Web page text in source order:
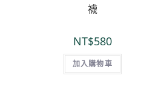
襪
NT$580
加入購物車